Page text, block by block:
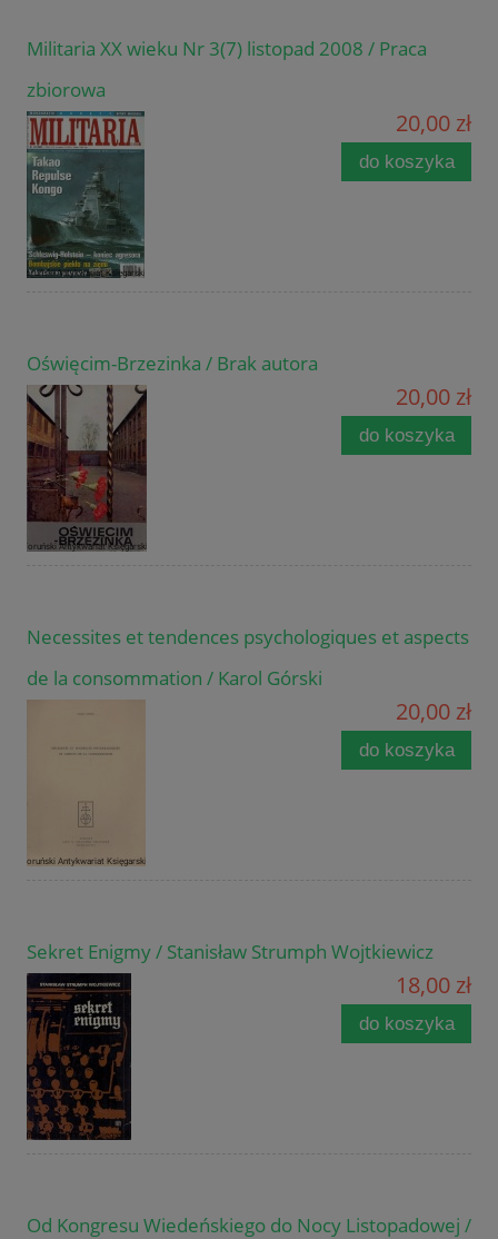
Militaria XX wieku Nr 3(7) listopad 2008 / Praca
zbiorowa
20,00 zł
do koszyka
Oświęcim-Brzezinka / Brak autora
20,00 zł
do koszyka
Necessites et tendences psychologiques et aspects
de la consommation / Karol Górski
20,00 zł
do koszyka
Sekret Enigmy / Stanisław Strumph Wojtkiewicz
18,00 zł
do koszyka
Od Kongresu Wiedeńskiego do Nocy Listopadowej /